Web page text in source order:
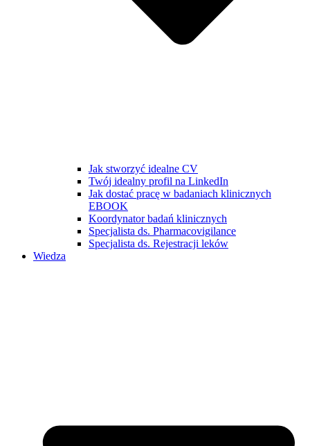
Jak stworzyć idealne CV
Twój idealny profil na LinkedIn
Jak dostać pracę w badaniach klinicznych
EBOOK
Koordynator badań klinicznych
Specjalista ds. Pharmacovigilance
Specjalista ds. Rejestracji leków
Wiedza